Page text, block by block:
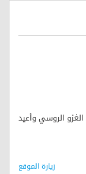
الروسي وأعيد
زيارة الموقع